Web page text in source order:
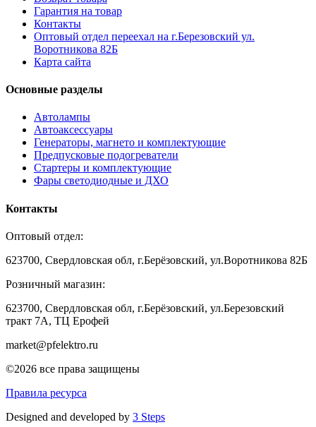
Гарантия на товар
Контакты
Оптовый отдел переехал на г.Березовский ул.
Воротникова 82Б
Карта сайта
Основные разделы
Автолампы
Автоаксессуары
Генераторы, магнето и комплектующие
Предпусковые подогреватели
Стартеры и комплектующие
Фары светодиодные и ДХО
Контакты
Оптовый отдел:
623700, Свердловская обл, г.Берёзовский, ул.Воротникова 82Б
Розничный магазин:
623700, Свердловская обл, г.Берёзовский, ул.Березовский
тракт 7А, ТЦ Ерофей
market@pfelektro.ru
©2026 все права защищены
Правила ресурса
Designed and developed by 3 Steps